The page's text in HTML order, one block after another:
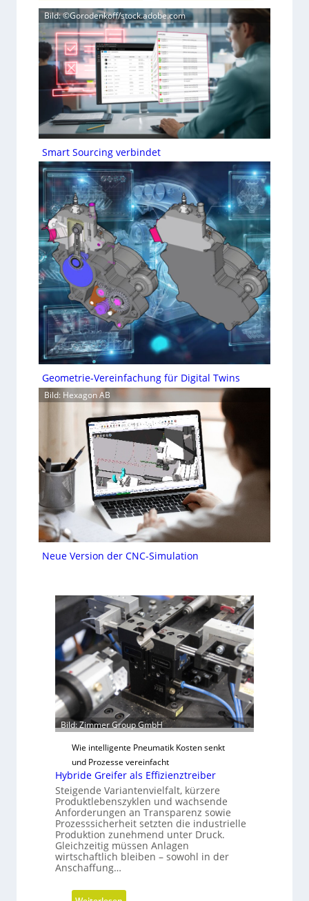
Bild: ©Gorodenkoff/stock.adobe.com
Smart Sourcing verbindet
Geometrie-Vereinfachung für Digital Twins
Bild: Hexagon AB
Neue Version der CNC-Simulation
Bild: Zimmer Group GmbH
Wie intelligente Pneumatik Kosten senkt
und Prozesse vereinfacht
Hybride Greifer als Effizienztreiber
Steigende Variantenvielfalt, kürzere
Produktlebenszyklen und wachsende
Anforderungen an Transparenz sowie
Prozesssicherheit setzten die industrielle
Produktion zunehmend unter Druck.
Gleichzeitig müssen Anlagen
wirtschaftlich bleiben – sowohl in der
Anschaffung…